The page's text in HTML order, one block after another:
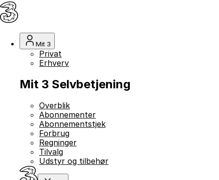
Mit 3
Privat
Erhverv
Mit 3 Selvbetjening
Overblik
Abonnementer
Abonnementstjek
Forbrug
Regninger
Tilvalg
Udstyr og tilbehør